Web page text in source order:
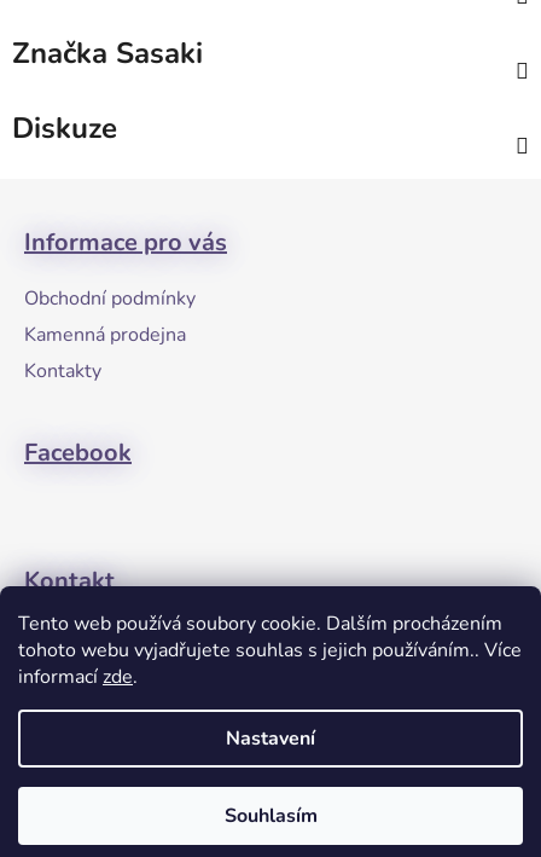
Tento web používá soubory cookie. Dalším procházením
tohoto webu vyjadřujete souhlas s jejich používáním.. Více
informacízde.
Nastavení
Souhlasím
Značka Sasaki
Diskuze
Informace pro vás
Obchodní podmínky
Kamenná prodejna
Kontakty
Facebook
Kontakt
+420608274762
Vytvořil Shoptet
Copyright 2026Janette-Gym. Všechna práva vyhrazena.